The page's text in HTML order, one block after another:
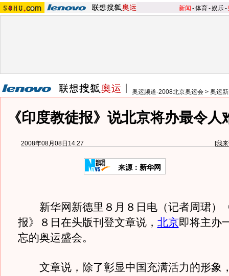
新闻 -体育-娱乐-
奥运频道-2008北京奥运会 > 奥运
《印度教徒报》说北京将办最令人
2008年08月08日14:27 [我
来源：新华网
新华网新德里８月８日电（记者周珺）
报》８日在头版刊登文章说， 北京即将主办
忘的奥运盛会。
文章说，除了彰显中国充满活力的形象